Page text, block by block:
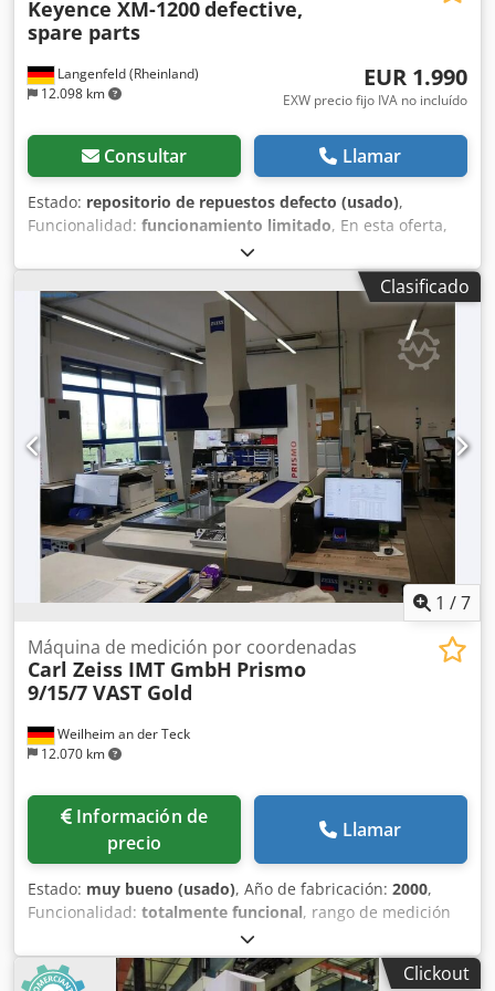
Langenfeld (Rheinland)
12.098 km
Keyence XM-1200defective,
spare parts
EUR 1.990
EXW precio fijo IVA no incluído
Consultar Llamar
Estado: repositorio de repuestos defecto (usado),
Funcionalidad: funcionamiento limitado, En esta oferta,
usted adquiere un medidor de coordenadas defectuoso,
modelo "Keyence XM-1200". Objeto de la venta: 1 x
Keyence XM-1200 con la siguiente configuración,
incluyendo los accesorios que se muestran en las fotos.
Estado: Dcedpfxjyrcx Se Al Rsk Esta oferta corresponde a
un equipo usado que puede presentar signos de uso
(pequeños arañazos o decoloraciones). El equipo no
funciona. Embalaje y envío: Puede venir a ver el equipo
durante nuestro horario de atención al público.
¡Concertemos una cita! Ofrecemos embalaje resistente
para el transporte marítimo y envío a nivel mundial, bajo
petición. Antes del envío o la recogida, realizaremos una
prueba de funcionamiento y la grabaremos en video. Para
obtener más información, no dude en ponerse en contacto
con nosotros.
Clasificado
1 /7
Weilheim an der Teck
12.070 km
Máquina de medición por coordenadas
Carl Zeiss IMT GmbH Prismo
9/15/7 VAST Gold
Información de
precio
Llamar
Estado: muy bueno (usado), Año de fabricación: 2000,
Funcionalidad: totalmente funcional, rango de medición
, rango de medición Eje Y:
de medición eje Z:700 mm, Equipamiento:placa de
características disponible , Máquina de medición porClickout